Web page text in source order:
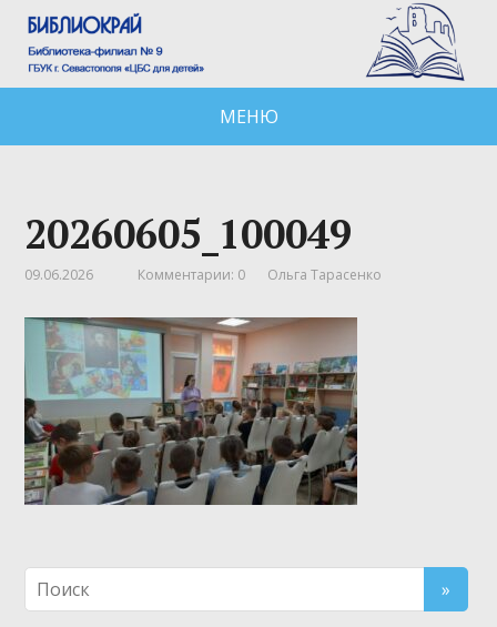
МЕНЮ
20260605_100049
09.06.2026 Комментарии: 0 Ольга Тарасенко